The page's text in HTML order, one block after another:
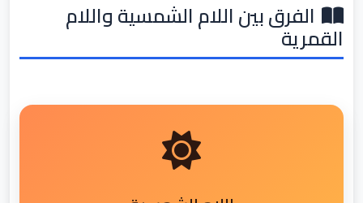
الفرق بين اللام الشمسية واللام
القمرية